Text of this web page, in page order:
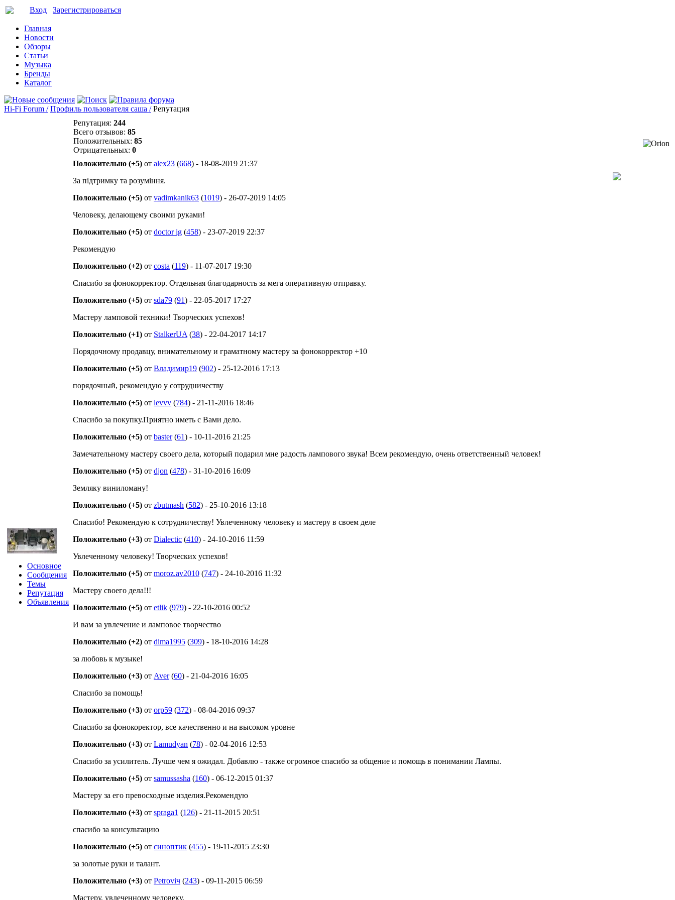
Вход Зарегистрироваться
Главная
Новости
Обзоры
Статьи
Музыка
Бренды
Каталог
Hi-Fi Forum / Профиль пользователя саша / Репутация
Основное
Сообщения
Темы
Репутация
Объявления
Репутация: 244
Всего отзывов: 85
Положительных: 85
Отрицательных: 0
Положительно (+5) от alex23 (668) - 18-08-2019 21:37
За підтримку та розуміння.
Положительно (+5) от vadimkanik63 (1019) - 26-07-2019 14:05
Человеку, делающему своими руками!
Положительно (+5) от doctor ig (458) - 23-07-2019 22:37
Рекомендую
Положительно (+2) от costa (119) - 11-07-2017 19:30
Спасибо за фонокорректор. Отдельная благодарность за мега оперативную отправку.
Положительно (+5) от sda79 (91) - 22-05-2017 17:27
Мастеру ламповой техники! Творческих успехов!
Положительно (+1) от StalkerUA (38) - 22-04-2017 14:17
Порядочному продавцу, внимательному и граматному мастеру за фонокорректор +10
Положительно (+5) от Владимир19 (902) - 25-12-2016 17:13
порядочный, рекомендую у сотрудничеству
Положительно (+5) от levvv (784) - 21-11-2016 18:46
Спасибо за покупку.Приятно иметь с Вами дело.
Положительно (+5) от baster(61) - 10-11-2016 21:25
Замечательному мастеру своего дела, который подарил мне радость лампового звука! Всем рекомендую, очень ответственный человек!
Положительно (+5) от djon (478) - 31-10-2016 16:09
Земляку виниломану!
Положительно (+5) от zbutmash (582) - 25-10-2016 13:18
Спасибо! Рекомендую к сотрудничеству! Увлеченному человеку и мастеру в своем деле
Положительно (+3) от Dialectic (410) - 24-10-2016 11:59
Увлеченному человеку! Творческих успехов!
Положительно (+5) от moroz.av2010 (747) - 24-10-2016 11:32
Мастеру своего дела!!!
Положительно (+5) от etlik (979) - 22-10-2016 00:52
И вам за увлечение и ламповое творчество
Положительно (+2) от dima1995 (309) - 18-10-2016 14:28
за любовь к музыке!
Положительно (+3) от Aver(60) - 21-04-2016 16:05
Спасибо за помощь!
Положительно (+3) от orp59 (372) - 08-04-2016 09:37
Спасибо за фонокоректор, все качественно и на высоком уровне
Положительно (+3) от Lamudyan (78) - 02-04-2016 12:53
Спасибо за усилитель. Лучше чем я ожидал. Добавлю - также огромное спасибо за общение и помощь в понимании Лампы.
Положительно (+5) от samussasha (160) - 06-12-2015 01:37
Мастеру за его превосходные изделия.Рекомендую
Положительно (+3) от spraga1 (126) - 21-11-2015 20:51
спасибо за консультацию
Положительно (+5) от синоптик (455) - 19-11-2015 23:30
за золотые руки и талант.
Положительно (+3) от Petroviч (243) - 09-11-2015 06:59
Мастеру, увлеченному человеку.